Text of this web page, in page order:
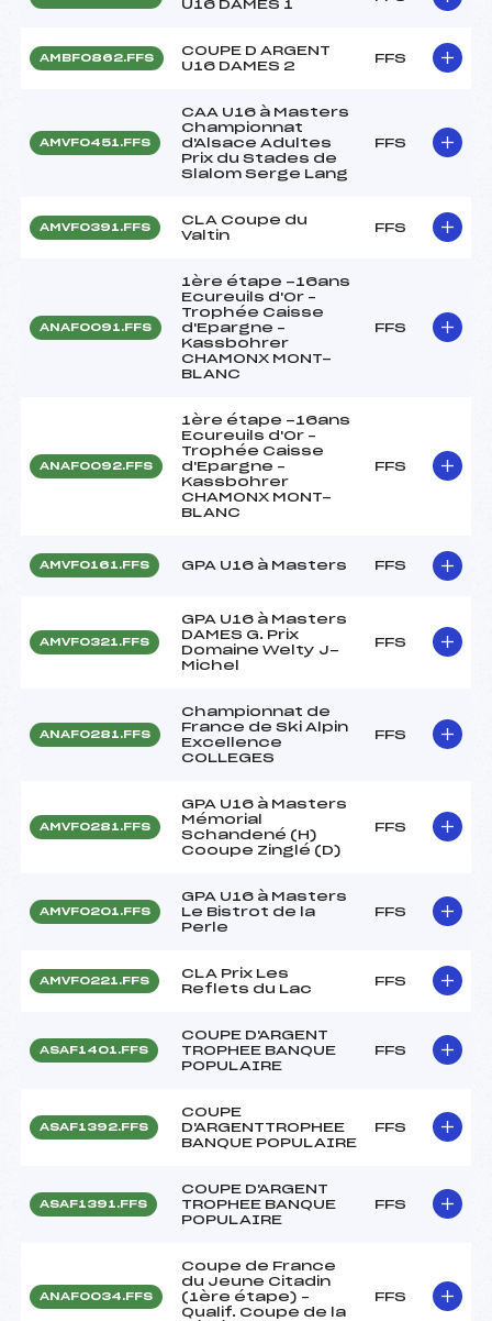
U16 DAMES 1
AMBF0862.FFS
COUPE D ARGENT
U16 DAMES 2
FFS
AMVF0451.FFS
CAA U16 à Masters
Championnat
d'Alsace Adultes
Prix du Stades de
Slalom Serge Lang
FFS
AMVF0391.FFS
CLA Coupe du
Valtin
FFS
ANAF0091.FFS
1ère étape -16ans
Ecureuils d'Or –
Trophée Caisse
d'Epargne –
Kassbohrer
CHAMONX MONT-
BLANC
FFS
ANAF0092.FFS
1ère étape -16ans
Ecureuils d'Or –
Trophée Caisse
d'Epargne –
Kassbohrer
CHAMONX MONT-
BLANC
FFS
AMVF0161.FFS GPA U16 à Masters FFS
AMVF0321.FFS
GPA U16 à Masters
DAMES G. Prix
Domaine Welty J-
Michel
FFS
ANAF0281.FFS
Championnat de
France de Ski Alpin
Excellence
COLLEGES
FFS
AMVF0281.FFS
GPA U16 à Masters
Mémorial
Schandené (H)
Cooupe Zinglé (D)
FFS
AMVF0201.FFS
GPA U16 à Masters
Le Bistrot de la
Perle
FFS
AMVF0221.FFS
CLA Prix Les
Reflets du Lac
FFS
ASAF1401.FFS
COUPE D'ARGENT
TROPHEE BANQUE
POPULAIRE
FFS
ASAF1392.FFS
COUPE
D'ARGENTTROPHEE
BANQUE POPULAIRE
FFS
ASAF1391.FFS
COUPE D'ARGENT
TROPHEE BANQUE
POPULAIRE
FFS
ANAF0034.FFS
Coupe de France
du Jeune Citadin
(1ère étape) –
Qualif. Coupe de la
FFS